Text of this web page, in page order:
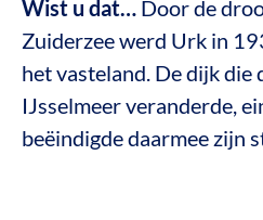
Wist u dat… Door de
Zuiderzee werd Urk in
het vasteland. De dijk die
IJsselmeer veranderde,
beëindigde daarmee zijn